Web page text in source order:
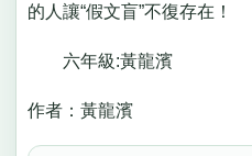
的人讓“假文盲”不復存在！
六年級:黃龍濱
作者：黃龍濱